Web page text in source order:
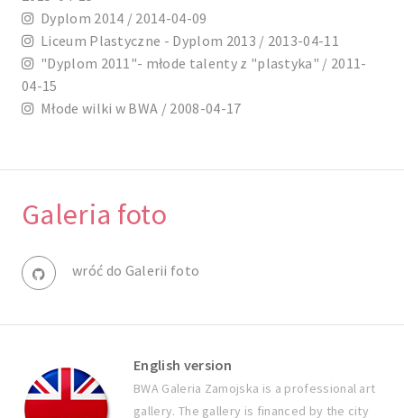
Dyplom 2014 / 2014-04-09
Liceum Plastyczne - Dyplom 2013 / 2013-04-11
"Dyplom 2011"- młode talenty z "plastyka" / 2011-
04-15
Młode wilki w BWA / 2008-04-17
Galeria foto
wróć do Galerii foto
English version
BWA Galeria Zamojska is a professional art
gallery. The gallery is financed by the city